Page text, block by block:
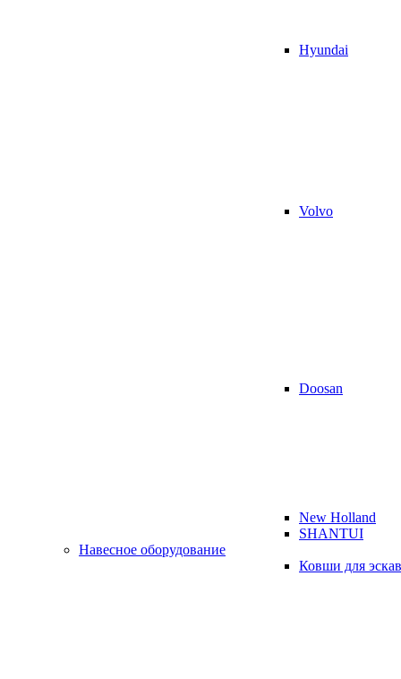
Hyundai
Volvo
Doosan
New Holland
SHANTUI
Навесное оборудование
Ковши для